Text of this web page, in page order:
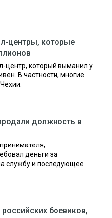
центры, которые
центр, который выманил у
В частности, многие
должность в
деньги за
службу и последующее
боевиков,